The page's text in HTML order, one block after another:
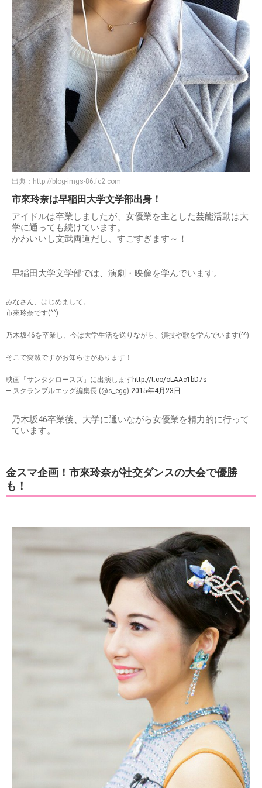
出典： http://blog-imgs-86.fc2.com
市來玲奈は早稲田大学文学部出身！
アイドルは卒業しましたが、女優業を主とした芸能活動は大
学に通っても続けています。
かわいいし文武両道だし、すごすぎます～！
早稲田大学文学部では、演劇・映像を学んでいます。
みなさん、はじめまして。
市來玲奈です(^^)
乃木坂46を卒業し、今は大学生活を送りながら、演技や歌を学んでいます(^^)
そこで突然ですがお知らせがあります！
映画「サンタクロースズ」に出演します http://t.co/oLAAc1bD7s
— スクランブルエッグ編集長 (@s_egg) 2015年4月23日
乃木坂46卒業後、大学に通いながら女優業を精力的に行って
ています。
金スマ企画！市來玲奈が社交ダンスの大会で優勝
も！